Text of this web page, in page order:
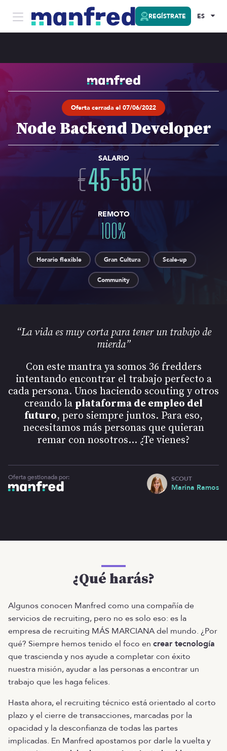
REGÍSTRATE ES
Oferta cerrada el 07/06/2022
Node Backend Developer
SALARIO
€45-55K
REMOTO
100%
Horario flexible Gran Cultura Scale-up
Community
“La vida es muy corta para tener un trabajo de
mierda”
Con este mantra ya somos 36 fredders
intentando encontrar el trabajo perfecto a
cada persona. Unos haciendo scouting y otros
creando la plataforma de empleo del
futuro, pero siempre juntos. Para eso,
necesitamos más personas que quieran
remar con nosotros... ¿Te vienes?
Oferta gestionada por: SCOUT
Marina Ramos
¿Qué harás?
Algunos conocen Manfred como una compañía de
servicios de recruiting, pero no es solo eso: es la
empresa de recruiting MÁS MARCIANA del mundo. ¿Por
qué? Siempre hemos tenido el foco en crear tecnología
que trascienda y nos ayude a completar con éxito
nuestra misión, ayudar a las personas a encontrar un
trabajo que les haga felices.
Hasta ahora, el recruiting técnico está orientado al corto
plazo y el cierre de transacciones, marcadas por la
opacidad y la desconfianza de todas las partes
implicadas. En Manfred apostamos por darle la vuelta y